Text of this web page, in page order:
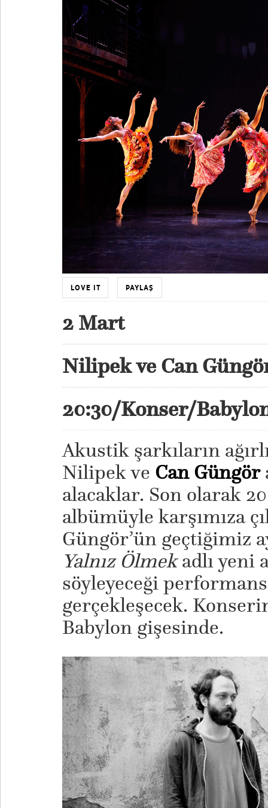
LOVE IT PAYLAŞ
2 Mart
Nilipek ve Can
20:30/Konser/
Akustik şarkıların
Nilipek ve Can Güngör
alacaklar. Son olarak
albümüyle karşımıza
Güngör’ün geçtiğimiz
Yalnız Ölmekadlı yeni
söyleyeceği
gerçekleşecek.
Babylon gişesinde.